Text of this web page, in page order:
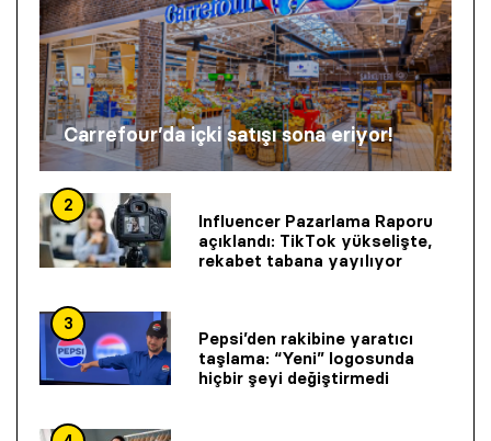
Carrefour’da içki satışı sona eriyor!
2
Influencer Pazarlama Raporu
açıklandı: TikTok yükselişte,
rekabet tabana yayılıyor
3
Pepsi’den rakibine yaratıcı
taşlama: “Yeni” logosunda
hiçbir şeyi değiştirmedi